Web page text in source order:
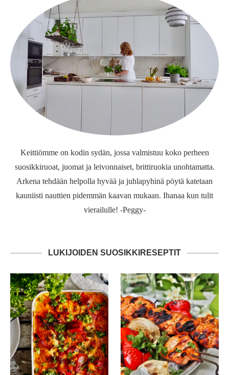
Keittiömme on kodin sydän, jossa valmistuu koko perheen
suosikkiruoat, juomat ja leivonnaiset, brittiruokia unohtamatta.
Arkena tehdään helpolla hyvää ja juhlapyhinä pöytä katetaan
kauniisti nauttien pidemmän kaavan mukaan. Ihanaa kun tulit
vierailulle! -Peggy-
LUKIJOIDEN SUOSIKKIRESEPTIT